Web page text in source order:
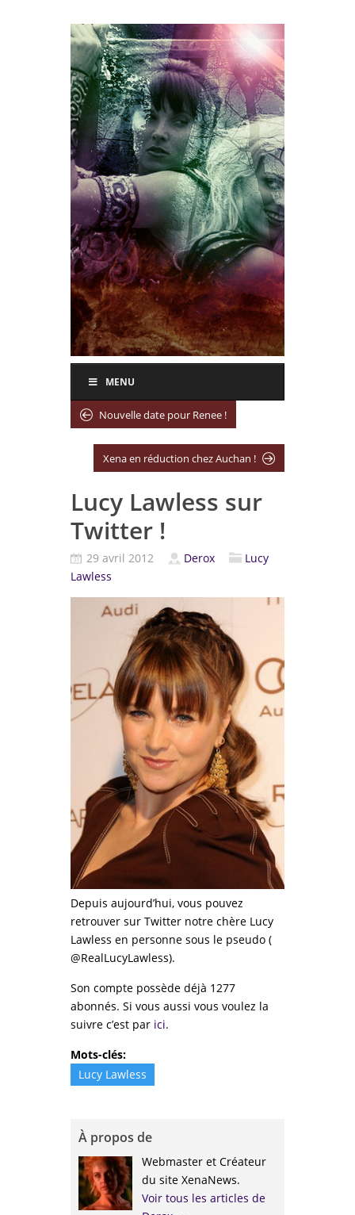
MENU
Nouvelle date pour Renee !
Xena en réduction chez Auchan !
Lucy Lawless sur
Twitter !
29 avril 2012 Derox
Lucy
Lawless
Depuis aujourd’hui, vous pouvez
retrouver sur Twitter notre chère Lucy
Lawless en personne sous le pseudo (
@RealLucyLawless).
Son compte possède déjà 1277
abonnés. Si vous aussi vous voulez la
suivre c’est par ici.
Mots-clés:
Lucy Lawless
À propos de
Webmaster et Créateur
du site XenaNews.
Voir tous les articles de